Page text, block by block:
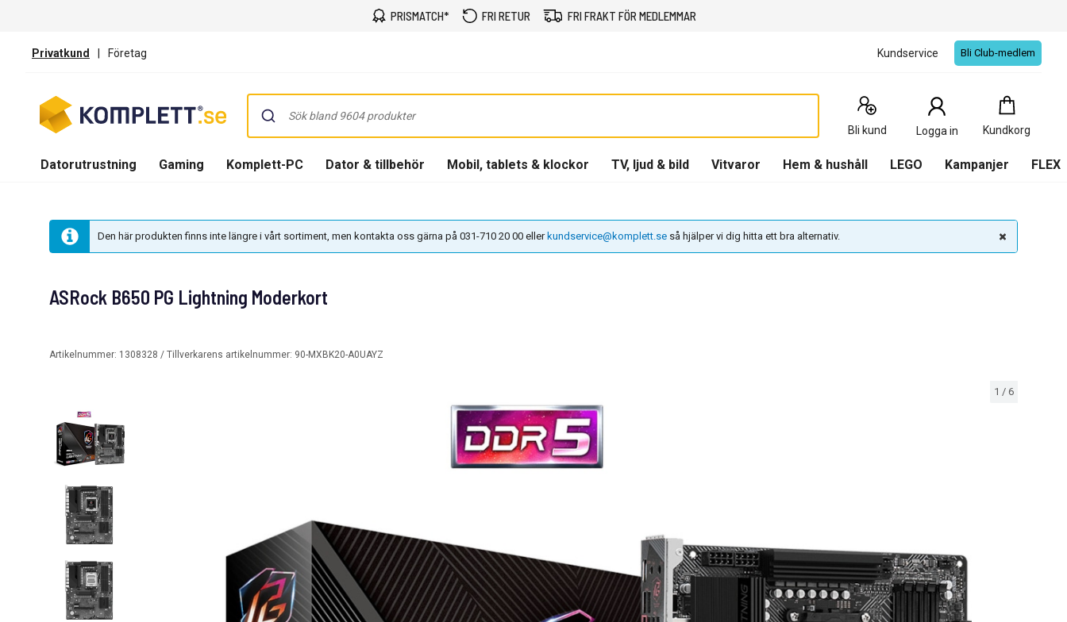
PRISMATCH* FRI RETUR FRI FRAKT FÖR MEDLEMMAR
Privatkund | Företag Kundservice Bli Club-medlem
Bli kund Logga in Kundkorg
Kundkorg
0
Produkter
Datorutrustning Gaming Komplett-PC Dator & tillbehör Mobil, tablets & klockor TV, ljud & bild Vitvaror Hem & hushåll LEGO Kampanjer FLEX
Den här produkten finns inte längre i vårt sortiment, men kontakta oss gärna på 031-710 20 00 eller kundservice@komplett.se så hjälper vi dig hitta ett bra alternativ.
1 / 6
ASRock B650 PG Lightning Moderkort
Artikelnummer: 1308328 / Tillverkarens artikelnummer: 90-MXBK20-A0UAYZ